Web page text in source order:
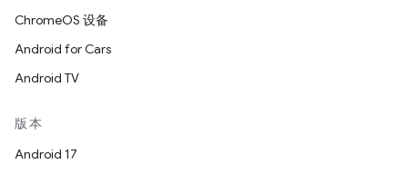
ChromeOS 设备
Android for Cars
Android TV
版本
Android 17